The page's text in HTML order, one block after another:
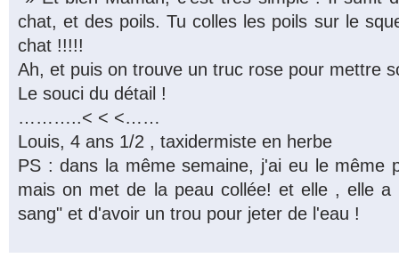
chat, et des poils. Tu colles les poils sur le
chat !!!!!
Ah, et puis on trouve un truc rose pour mettre
Le souci du détail !
………..< < <……
Louis, 4 ans 1/2 , taxidermiste en herbe
PS : dans la même semaine, j'ai eu le même
mais on met de la peau collée! et elle , elle a
sang" et d'avoir un trou pour jeter de l'eau !